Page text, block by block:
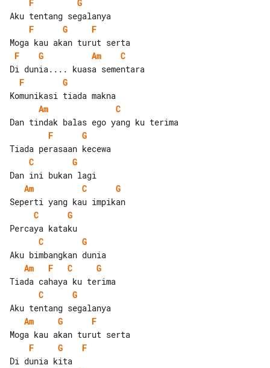
F
G
F
G
F
F
G Am
C
F
G
Am
C
F
G
C
G
Am
C
G
C
G
C
G
Am
F C
G
C
G
Am
G
F
F
G
F